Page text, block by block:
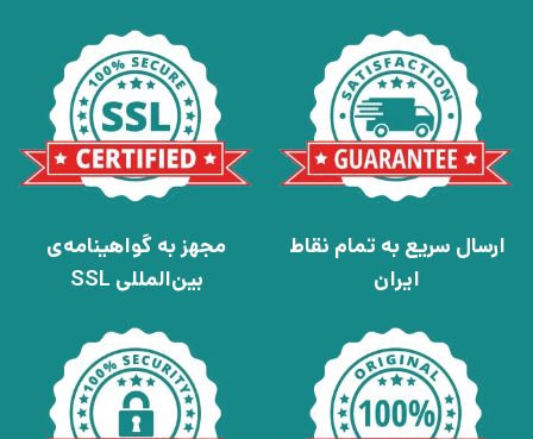
ارسال سریع به تمام نقاط
ایران
مجهز به گواهینامه‌ی
بین‌المللی SSL